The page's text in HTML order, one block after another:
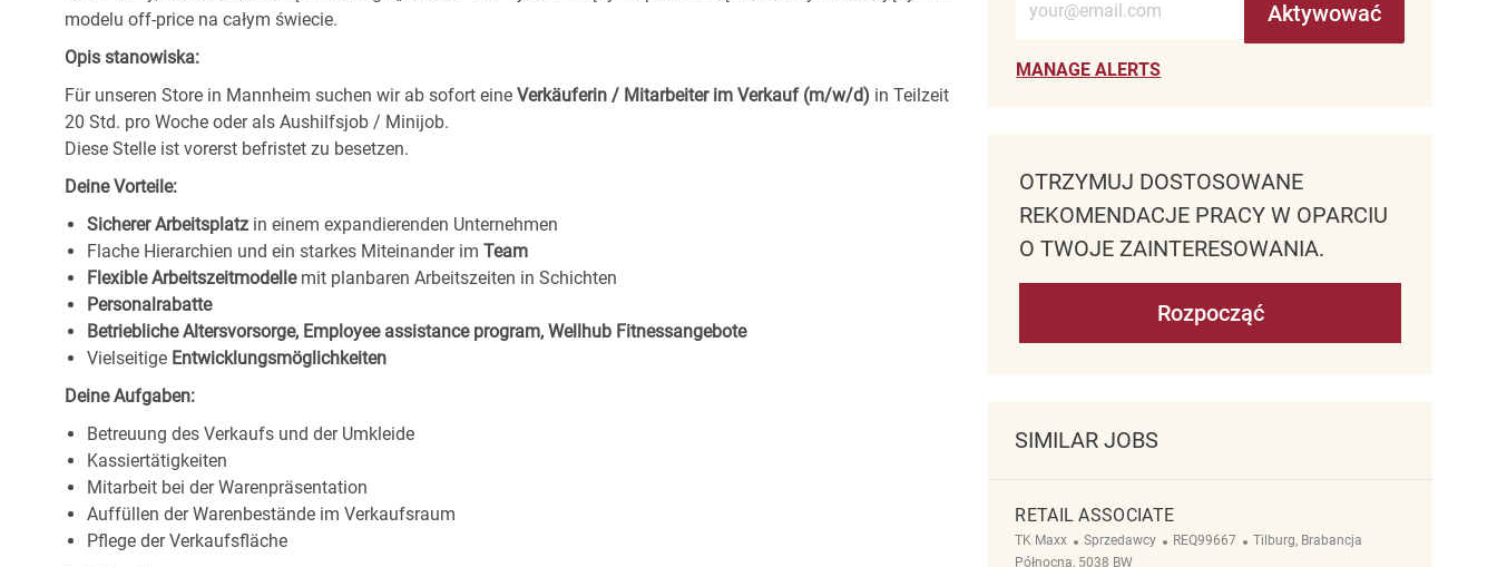
modelu off-price na całym świecie.
Opis stanowiska:
Für unseren Store in Mannheim suchen wir ab sofort eine Verkäuferin / Mitarbeiter im Verkauf (m/w/d) in Teilzeit
20 Std. pro Woche oder als Aushilfsjob / Minijob.
Diese Stelle ist vorerst befristet zu besetzen.
Deine Vorteile:
Sicherer Arbeitsplatz in einem expandierenden Unternehmen
Flache Hierarchien und ein starkes Miteinander im Team
Flexible Arbeitszeitmodelle mit planbaren Arbeitszeiten in Schichten
Personalrabatte
Betriebliche Altersvorsorge, Employee assistance program, Wellhub Fitnessangebote
Vielseitige Entwicklungsmöglichkeiten
Deine Aufgaben:
Betreuung des Verkaufs und der Umkleide
Kassiertätigkeiten
Mitarbeit bei der Warenpräsentation
Auffüllen der Warenbestände im Verkaufsraum
Pflege der Verkaufsfläche
Aktywować
MANAGE ALERTS
OTRZYMUJ DOSTOSOWANE
REKOMENDACJE PRACY W OPARCIU
O TWOJE ZAINTERESOWANIA.
Rozpocząć
SIMILAR JOBS
RETAIL ASSOCIATE
TK Maxx Kategoria
Sprzedawcy ReqId
REQ99667 Lokalizacja
Tilburg, Brabancja
Północna, 5038 BW